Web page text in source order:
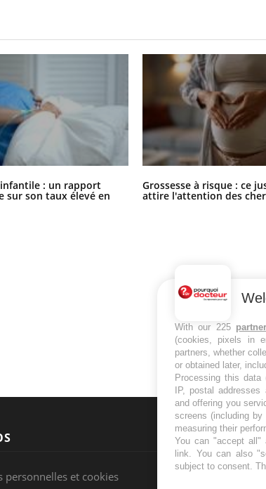
: un rapport
sur son taux élevé en
Grossesse à risque : ce
attire l'attention des
personnelles et cookies
NEWSLETTER
Recevez toutes
With our 225
(cookies, pixels in
partners, whether
or obtained later,
Processing this data
IP, postal
and offering you
screens (including
measuring their
You can "accept all"
link. You can also
subject to consent.